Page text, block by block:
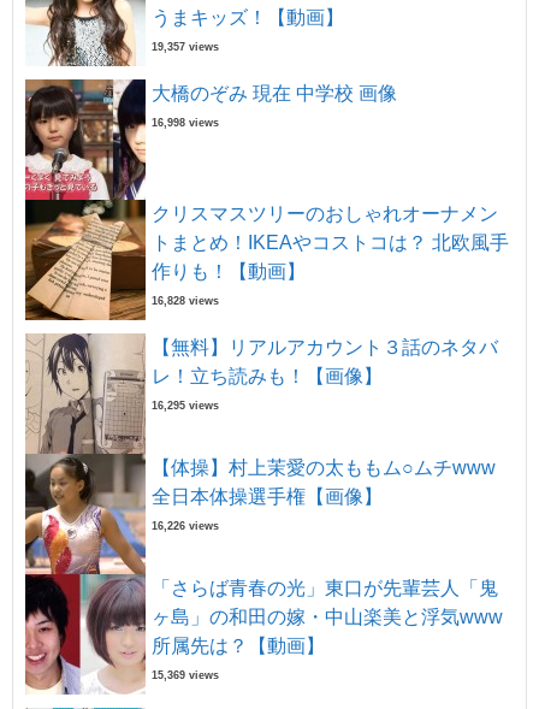
うまキッズ！【動画】
19,357 views
大橋のぞみ 現在 中学校 画像
16,998 views
クリスマスツリーのおしゃれオーナメン
トまとめ！IKEAやコストコは？ 北欧風手
作りも！【動画】
16,828 views
【無料】リアルアカウント３話のネタバ
レ！立ち読みも！【画像】
16,295 views
【体操】村上茉愛の太ももム○ムチwww
全日本体操選手権【画像】
16,226 views
「さらば青春の光」東口が先輩芸人「鬼
ヶ島」の和田の嫁・中山楽美と浮気www
所属先は？【動画】
15,369 views